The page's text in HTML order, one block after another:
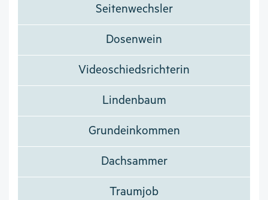
Seitenwechsler
Dosenwein
Videoschiedsrichterin
Lindenbaum
Grundeinkommen
Dachsammer
Traumjob